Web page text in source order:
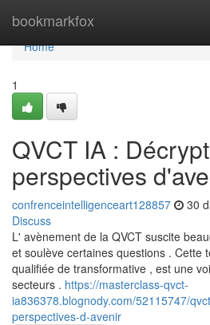
bookmarkfox
Home
Home
1
QVCT IA :
perspectives
confrenceintelligenceart128857 30
Discuss
L' avènement de la QVCT suscite
et soulève certaines questions . Cette
qualifiée de transformative , est une
secteurs . https://masterclass-qvct-
ia836378.blognody.com/52115747/
perspectives-d-avenir